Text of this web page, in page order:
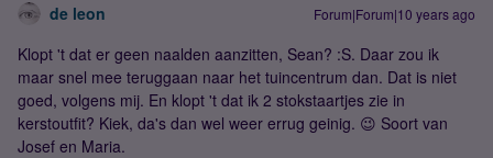
de leon Forum|Forum|10 years ago
Klopt 't dat er geen naalden aanzitten, Sean? :S. Daar zou ik
maar snel mee teruggaan naar het tuincentrum dan. Dat is niet
goed, volgens mij. En klopt 't dat ik 2 stokstaartjes zie in
kerstoutfit? Kiek, da's dan wel weer errug geinig. 😉 Soort van
Josef en Maria.